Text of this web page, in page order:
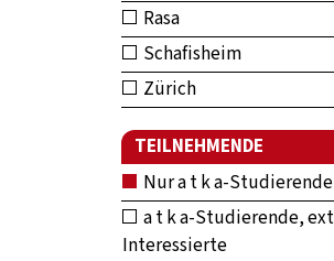
Rasa
Schafisheim
Zürich
TEILNEHMENDE
Nur a t k a-Studierende
a t k a-Studierende,
Interessierte